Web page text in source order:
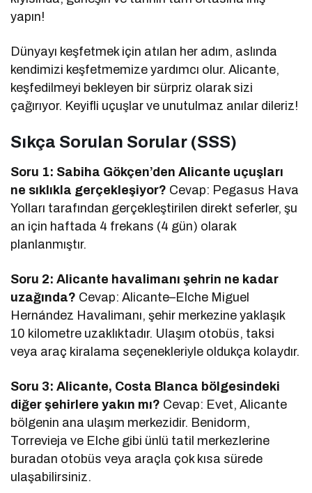
yapın!
Dünyayı keşfetmek için atılan her adım, aslında
kendimizi keşfetmemize yardımcı olur. Alicante,
keşfedilmeyi bekleyen bir sürpriz olarak sizi
çağırıyor. Keyifli uçuşlar ve unutulmaz anılar dileriz!
Sıkça Sorulan Sorular (SSS)
Soru 1: Sabiha Gökçen’den Alicante uçuşları
ne sıklıkla gerçekleşiyor? Cevap: Pegasus Hava
Yolları tarafından gerçekleştirilen direkt seferler, şu
an için haftada 4 frekans (4 gün) olarak
planlanmıştır.
Soru 2: Alicante havalimanı şehrin ne kadar
uzağında? Cevap: Alicante–Elche Miguel
Hernández Havalimanı, şehir merkezine yaklaşık
10 kilometre uzaklıktadır. Ulaşım otobüs, taksi
veya araç kiralama seçenekleriyle oldukça kolaydır.
Soru 3: Alicante, Costa Blanca bölgesindeki
diğer şehirlere yakın mı? Cevap: Evet, Alicante
bölgenin ana ulaşım merkezidir. Benidorm,
Torrevieja ve Elche gibi ünlü tatil merkezlerine
buradan otobüs veya araçla çok kısa sürede
ulaşabilirsiniz.